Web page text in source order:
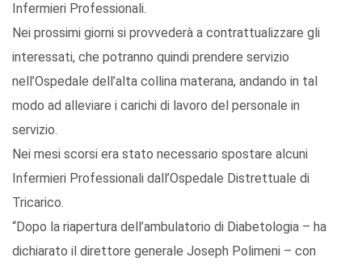
Infermieri Professionali.
Nei prossimi giorni si provvederà a contrattualizzare gli
interessati, che potranno quindi prendere servizio
nell’Ospedale dell’alta collina materana, andando in tal
modo ad alleviare i carichi di lavoro del personale in
servizio.
Nei mesi scorsi era stato necessario spostare alcuni
Infermieri Professionali dall’Ospedale Distrettuale di
Tricarico.
“Dopo la riapertura dell’ambulatorio di Diabetologia – ha
dichiarato il direttore generale Joseph Polimeni – con